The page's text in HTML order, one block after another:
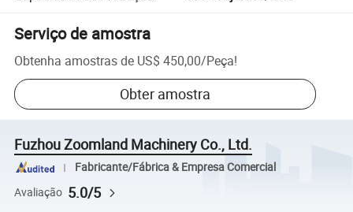
Serviço de amostra
Obtenha amostras de US$ 450,00/Peça!
Obter amostra
Fuzhou Zoomland Machinery Co., Ltd.
Fabricante/Fábrica & Empresa Comercial
Avaliação 5.0/5